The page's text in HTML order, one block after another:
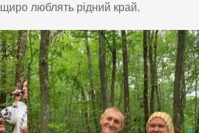
люблять рідний край.